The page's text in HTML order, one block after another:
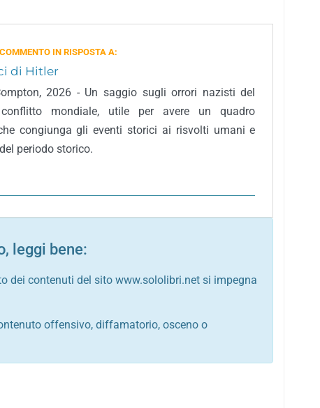
IN RISPOSTA A:
di Hitler
2026 - Un saggio sugli orrori nazisti del
mondiale, utile per avere un quadro
congiunga gli eventi storici ai risvolti umani e
periodo storico.
leggi bene:
dei contenuti del sito www.sololibri.net si impegna
offensivo, diffamatorio, osceno o
italiano e di quelle internazionali
sarcastico, denigratorio e sbeffeggiatorio
al rispetto dell'ordine pubblico